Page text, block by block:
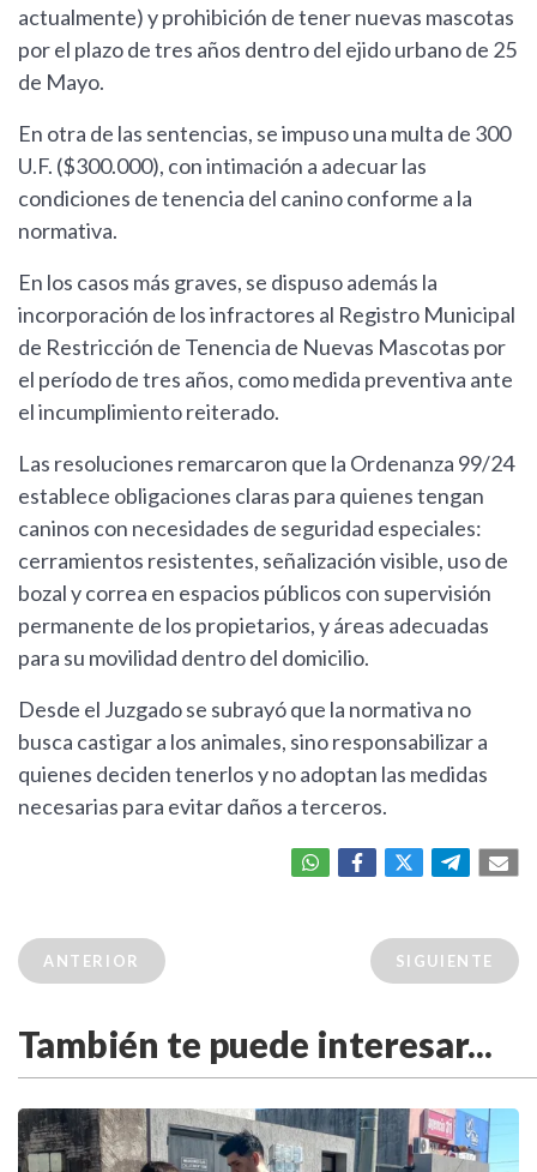
actualmente) y prohibición de tener nuevas mascotas
por el plazo de tres años dentro del ejido urbano de 25
de Mayo.
En otra de las sentencias, se impuso una multa de 300
U.F. ($300.000), con intimación a adecuar las
condiciones de tenencia del canino conforme a la
normativa.
En los casos más graves, se dispuso además la
incorporación de los infractores al Registro Municipal
de Restricción de Tenencia de Nuevas Mascotas por
el período de tres años, como medida preventiva ante
el incumplimiento reiterado.
Las resoluciones remarcaron que la Ordenanza 99/24
establece obligaciones claras para quienes tengan
caninos con necesidades de seguridad especiales:
cerramientos resistentes, señalización visible, uso de
bozal y correa en espacios públicos con supervisión
permanente de los propietarios, y áreas adecuadas
para su movilidad dentro del domicilio.
Desde el Juzgado se subrayó que la normativa no
busca castigar a los animales, sino responsabilizar a
quienes deciden tenerlos y no adoptan las medidas
necesarias para evitar daños a terceros.
ANTERIOR SIGUIENTE
También te puede interesar...